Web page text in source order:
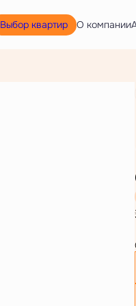
Выбор квартир О компании